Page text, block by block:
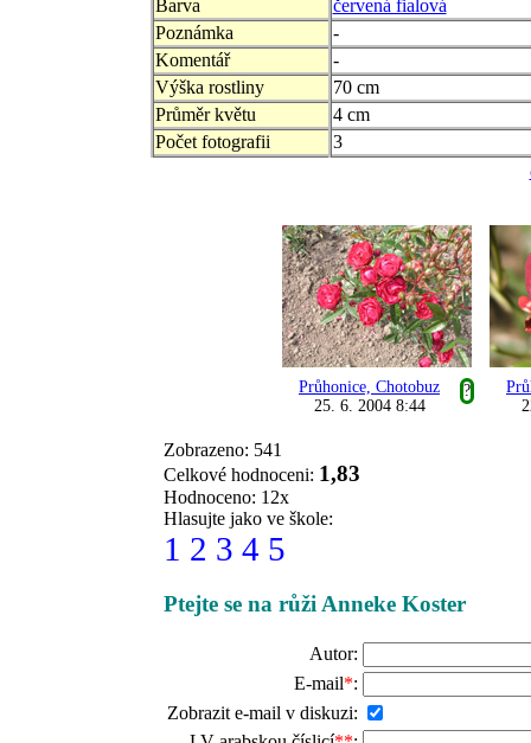
Barva
červená fialová
Poznámka
-
Komentář
-
Výška rostliny
70 cm
Průměr květu
4 cm
Počet fotografii
3
Průhonice, Chotobuz
?
25. 6. 2004 8:44
Zobrazeno: 541
Celkové hodnoceni: 1,83
Hodnoceno: 12x
Hlasujte jako ve škole:
1 2 3 4 5
Ptejte se na růži Anneke Koster
Autor:
E-mail*:
Zobrazit e-mail v diskuzi: